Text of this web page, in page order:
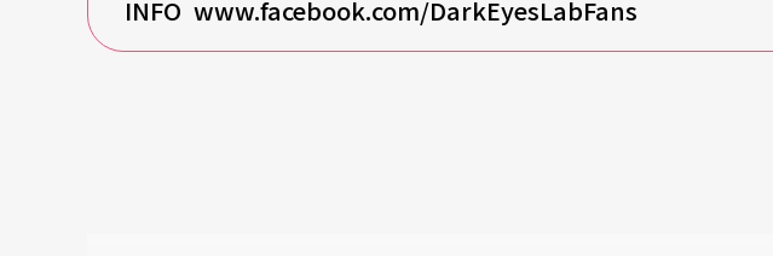
INFO www.facebook.com/DarkEyesLabFans